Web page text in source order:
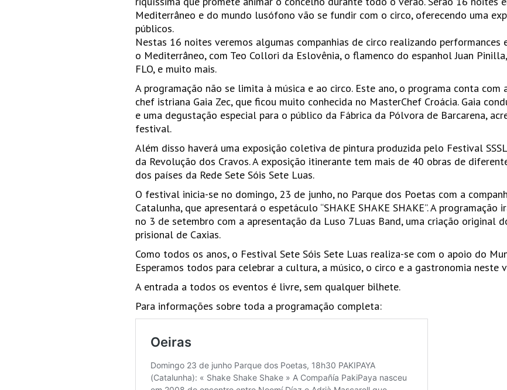
Mediterrâneo e do mundo lusófono vão se fundir com o circo, oferecendo uma
públicos.
Nestas 16 noites veremos algumas companhias de circo realizando performances
o Mediterrâneo, com Teo Collori da Eslovênia, o flamenco do espanhol Juan
FLO, e muito mais.
A programação não se limita à música e ao circo. Este ano, o programa conta
chef istriana Gaia Zec, que ficou muito conhecida no MasterChef Croácia. Gaia
e uma degustação especial para o público da Fábrica da Pólvora de Barcarena,
festival.
Além disso haverá uma exposição coletiva de pintura produzida pelo Festival
da Revolução dos Cravos. A exposição itinerante tem mais de 40 obras de
dos países da Rede Sete Sóis Sete Luas.
O festival inicia-se no domingo, 23 de junho, no Parque dos Poetas com a
Catalunha, que apresentará o espetáculo “SHAKE SHAKE SHAKE”. A programação
no 3 de setembro com a apresentação da Luso 7Luas Band, uma criação original
prisional de Caxias.
Como todos os anos, o Festival Sete Sóis Sete Luas realiza-se com o apoio do
Esperamos todos para celebrar a cultura, a músico, o circo e a gastronomia neste
A entrada a todos os eventos é livre, sem qualquer bilhete.
Para informações sobre toda a programação completa: